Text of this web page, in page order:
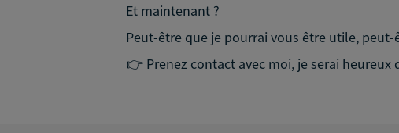
Et maintenant ?
Peut-être que je pourrai vous être utile, peut-
👉 Prenez contact avec moi, je serai heureux